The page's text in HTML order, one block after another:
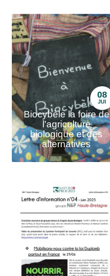
08
JUI
Biocybèle la foire de
l'agriculture
biologique et des
alternatives